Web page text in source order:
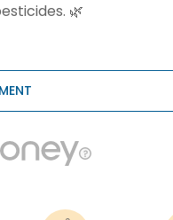
avis)| 🌿